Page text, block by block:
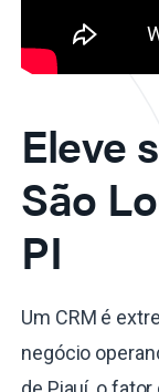
Eleve
São
PI
Um CRM é
negócio